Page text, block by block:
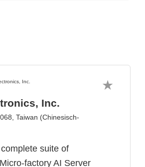
Inc.
Taiwan (Chinesisch-
suite of
factory AI Server